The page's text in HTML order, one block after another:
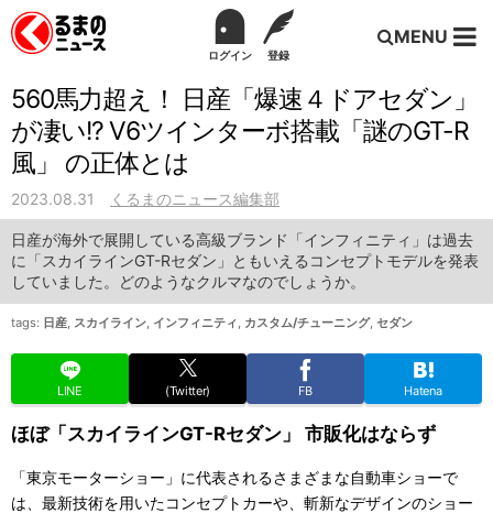
ログイン 登録
MENU
560馬力超え！ 日産「爆速４ドアセダン」
が凄い!? V6ツインターボ搭載「謎のGT-R
風」 の正体とは
2023.08.31 くるまのニュース編集部
日産が海外で展開している高級ブランド「インフィニティ」は過去
に「スカイラインGT-Rセダン」ともいえるコンセプトモデルを発表
していました。どのようなクルマなのでしょうか。
tags: 日産, スカイライン, インフィニティ , カスタム/チューニング, セダン
LINE (Twitter) FB Hatena
ほぼ「スカイラインGT-Rセダン」 市販化はならず
「東京モーターショー」に代表されるさまざまな自動車ショーで
は、最新技術を用いたコンセプトカーや、斬新なデザインのショー